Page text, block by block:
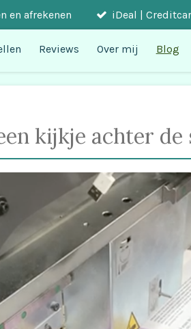
en afrekenen iDeal |
Reviews Over mij Blog
kijkje achter de